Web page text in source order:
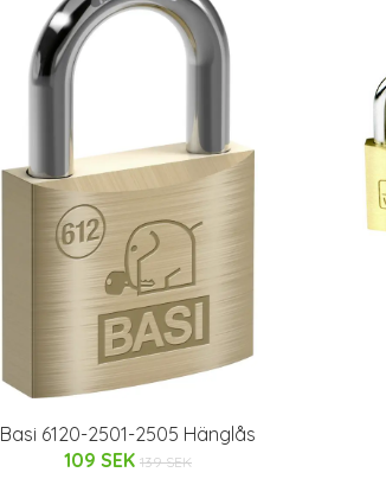
Basi 6120-2501-2505 Hänglås
109 SEK 139 SEK